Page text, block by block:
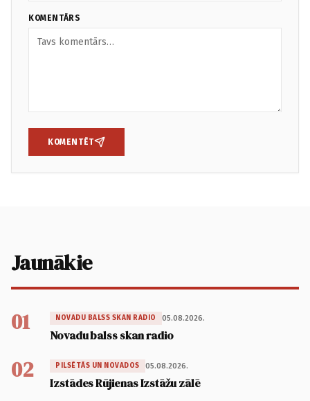
KOMENTĀRS
KOMENTĒT
Jaunākie
01 NOVADU BALSS SKAN RADIO 05.08.2026.
Novadu balss skan radio
02 PILSĒTĀS UN NOVADOS 05.08.2026.
Izstādes Rūjienas Izstāžu zālē